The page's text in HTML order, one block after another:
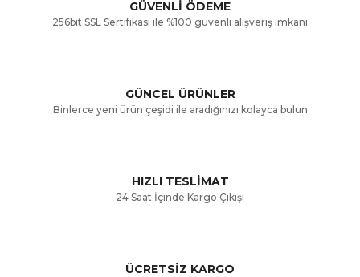
Ürün resmi kalitesiz, bozuk veya görüntülenemiyor.
Ürün bilgilerinde hatalar bulunuyor.
Gönder
GÜVENLİ ÖDEME
256bit SSL Sertifikası ile %100 güvenli alışveriş imkanı
GÜNCEL ÜRÜNLER
Binlerce yeni ürün çeşidi ile aradığınızı kolayca bulun
HIZLI TESLİMAT
24 Saat İçinde Kargo Çıkışı
ÜCRETSİZ KARGO